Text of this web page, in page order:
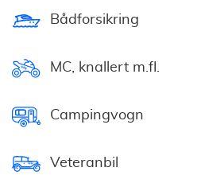
Bådforsikring
MC, knallert m.fl.
Campingvogn
Veteranbil